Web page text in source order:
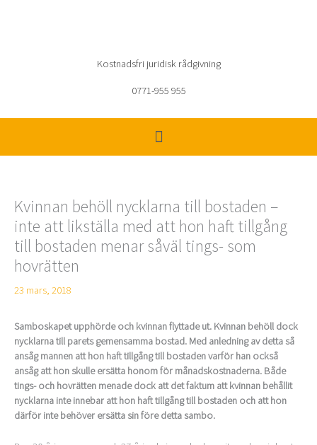
Kostnadsfri juridisk rådgivning
0771-955 955
Kvinnan behöll nycklarna till bostaden –
inte att likställa med att hon haft tillgång
till bostaden menar såväl tings- som
hovrätten
23 mars, 2018
Samboskapet upphörde och kvinnan flyttade ut. Kvinnan behöll dock
nycklarna till parets gemensamma bostad. Med anledning av detta så
ansåg mannen att hon haft tillgång till bostaden varför han också
ansåg att hon skulle ersätta honom för månadskostnaderna. Både
tings- och hovrätten menade dock att det faktum att kvinnan behållit
nycklarna inte innebar att hon haft tillgång till bostaden och att hon
därför inte behöver ersätta sin före detta sambo.